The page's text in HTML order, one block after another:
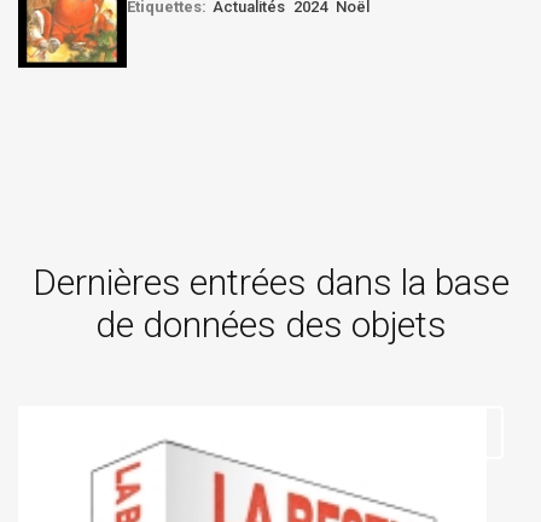
Etiquettes: Actualités 2024 Noël
Dernières entrées dans la base
de données des objets